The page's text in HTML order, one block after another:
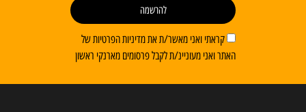
קראתי ואני מאשר/ת את מדיניות הפרטיות של
האתר ואני מעוניינ/ת לקבל פרסומים מארנקי ראשון
להרשמה